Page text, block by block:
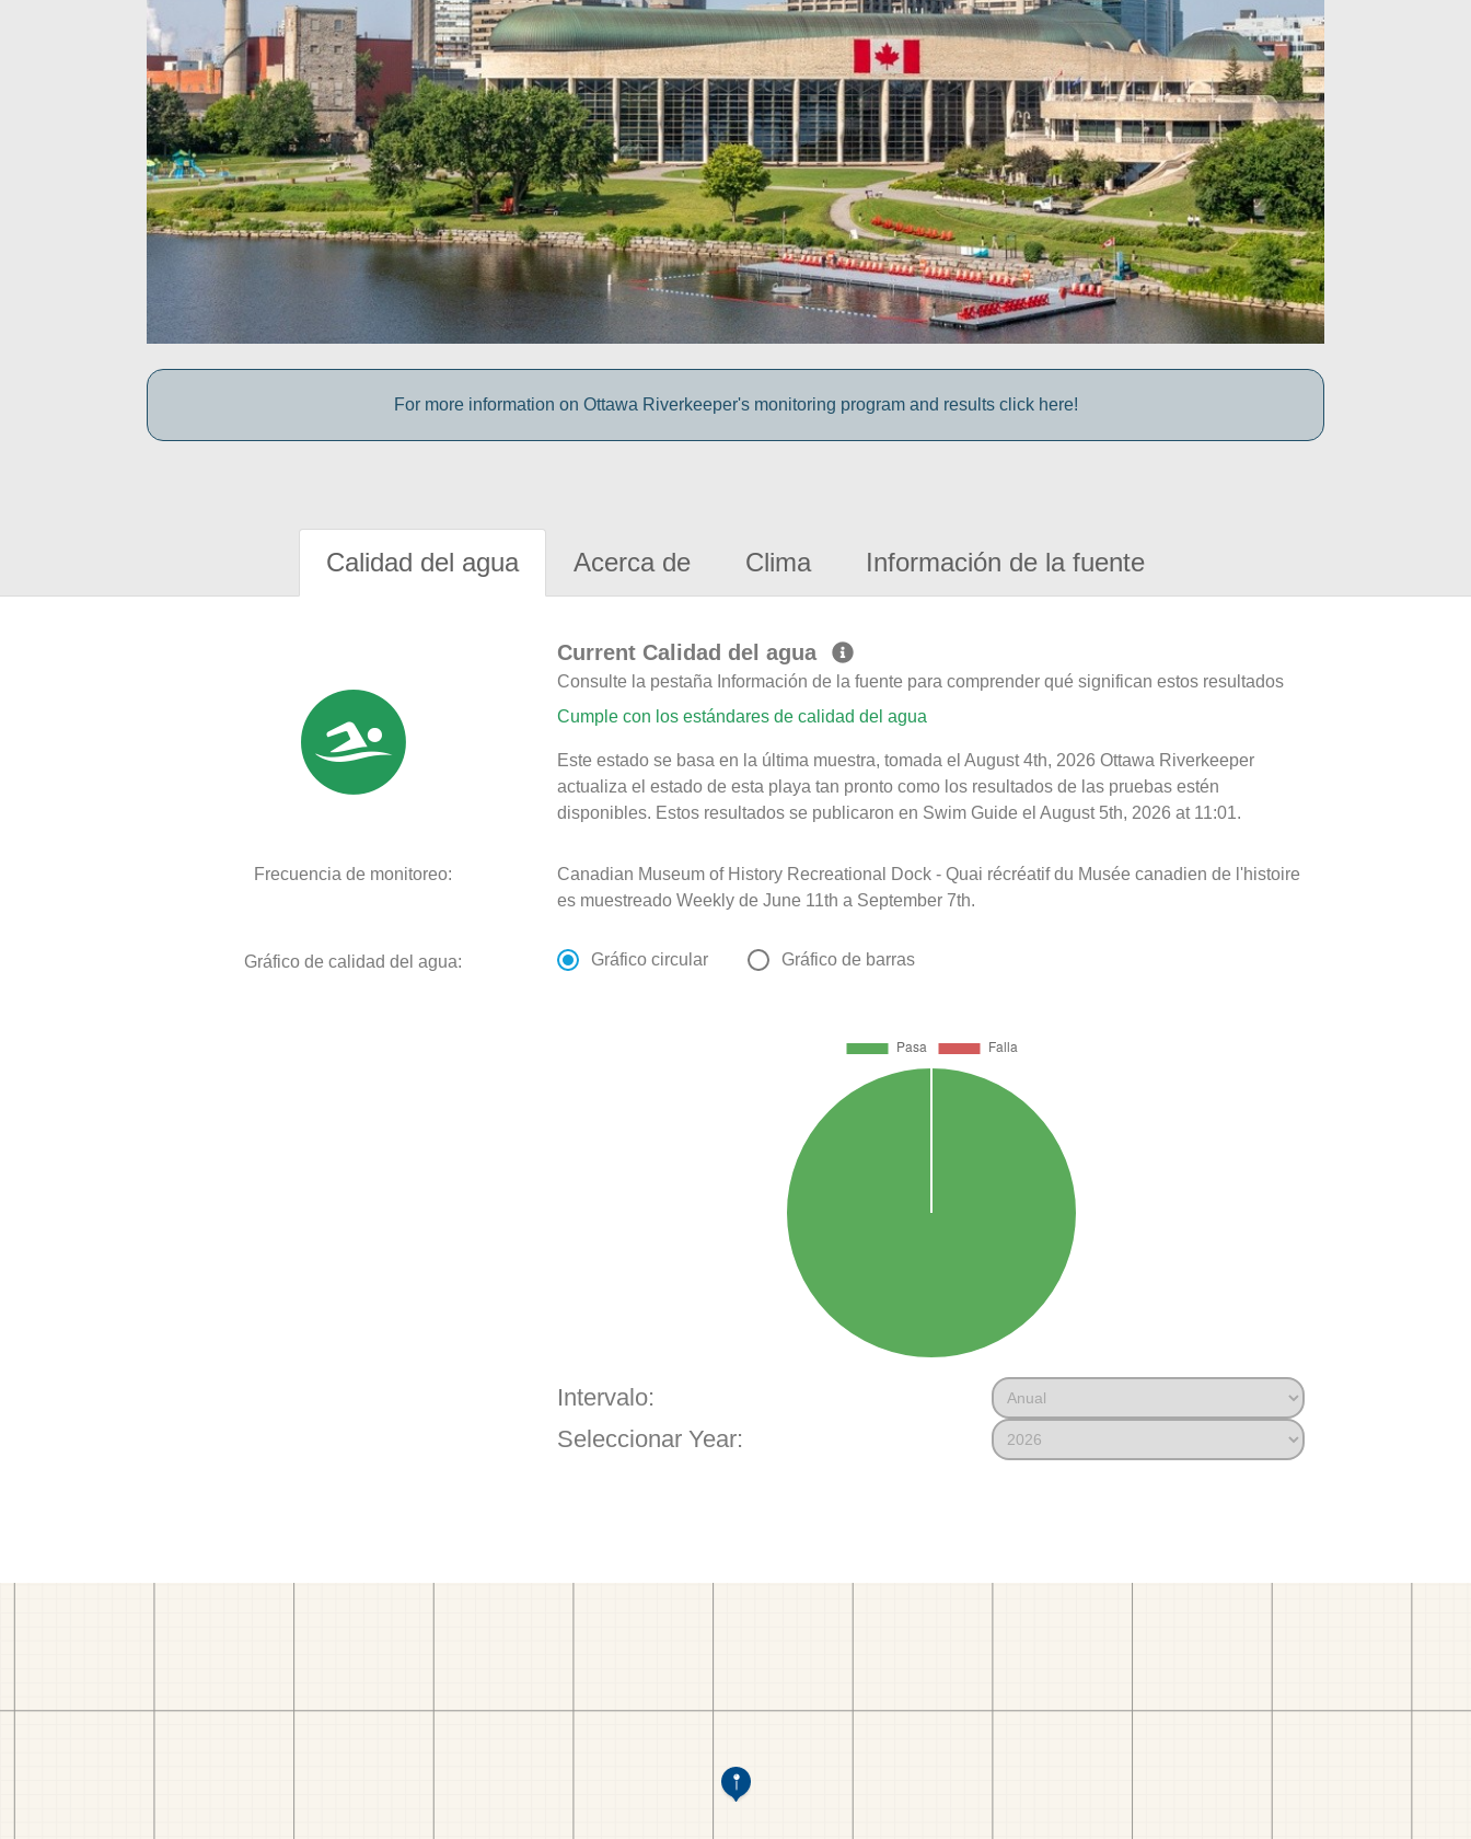
For more information on Ottawa Riverkeeper's monitoring program and results click here!
Calidad del agua Acerca de Clima Información de la fuente
Current Calidad del agua
Consulte la pestaña Información de la fuente para comprender qué significan estos resultados
Cumple con los estándares de calidad del agua
Este estado se basa en la última muestra, tomada el August 4th, 2026 Ottawa Riverkeeper
actualiza el estado de esta playa tan pronto como los resultados de las pruebas estén
disponibles. Estos resultados se publicaron en Swim Guide el August 5th, 2026 at 11:01.
Frecuencia de monitoreo:
Canadian Museum of History Recreational Dock - Quai récréatif du Musée canadien de l'histoire
es muestreado Weekly de June 11th a September 7th.
Gráfico de calidad del agua: Gráfico circular Gráfico de barras
Intervalo:
Seleccionar Year: